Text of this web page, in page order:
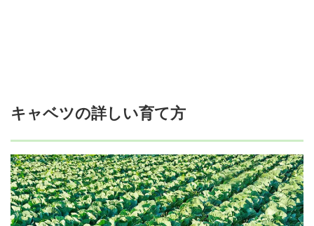
キャベツの詳しい育て方